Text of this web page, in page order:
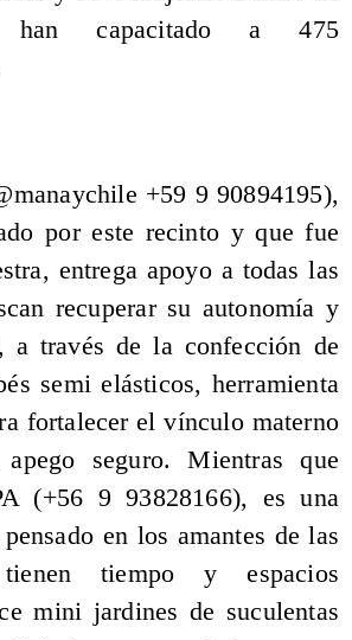
han capacitado a 475
+59 9 90894195),
por este recinto y que fue
entrega apoyo a todas las
recuperar su autonomía y
a través de la confección de
semi elásticos, herramienta
fortalecer el vínculo materno
seguro. Mientras que
(+56 9 93828166), es una
en los amantes de las
tiempo y espacios
mini jardines de suculentas